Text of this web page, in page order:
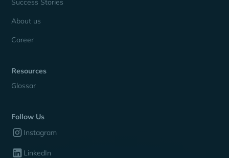
Success Stories
About us
Career
Resources
Glossar
Follow Us
Instagram
LinkedIn